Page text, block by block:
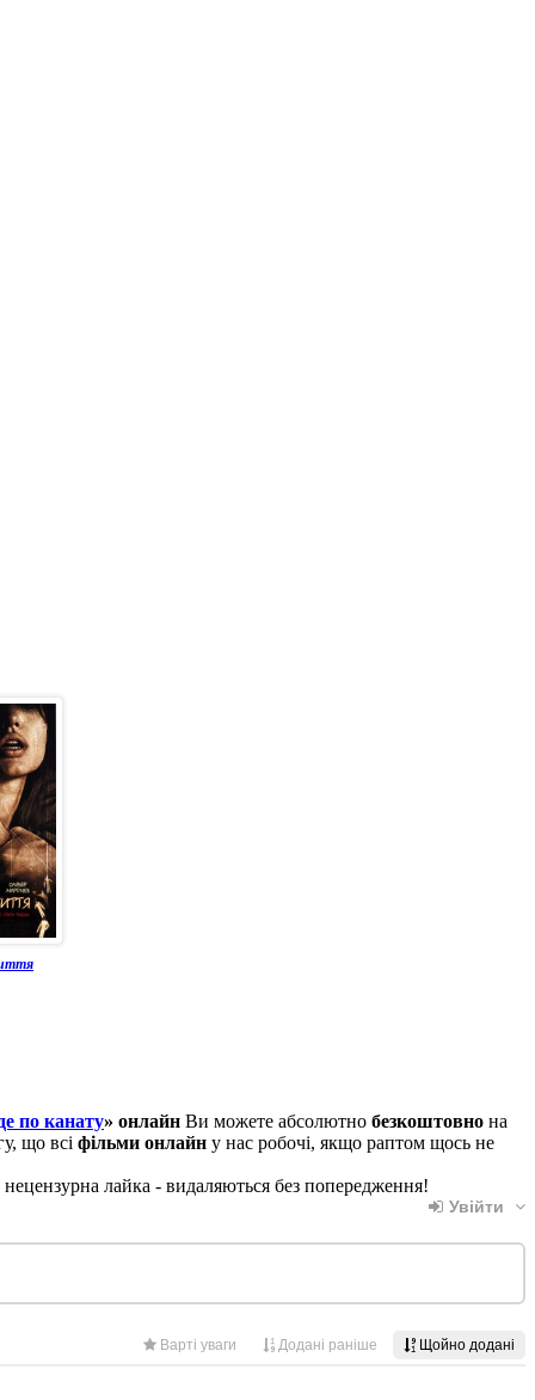
по канату» онлайн Ви можете абсолютно безкоштовно на
що всі фільми онлайн у нас робочі, якщо раптом щось не
лайка - видаляються без попередження!